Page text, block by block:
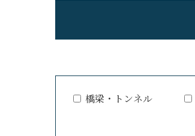
橋梁・トンネル